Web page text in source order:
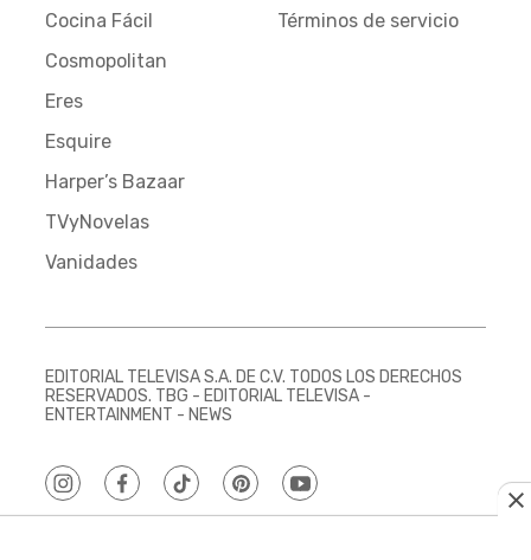
Cocina Fácil
Cosmopolitan
Eres
Esquire
Harper’s Bazaar
TVyNovelas
Vanidades
Términos de servicio
EDITORIAL TELEVISA S.A. DE C.V. TODOS LOS DERECHOS
RESERVADOS. TBG - EDITORIAL TELEVISA -
ENTERTAINMENT - NEWS
instagramfacebooktiktokpinterestyoutube